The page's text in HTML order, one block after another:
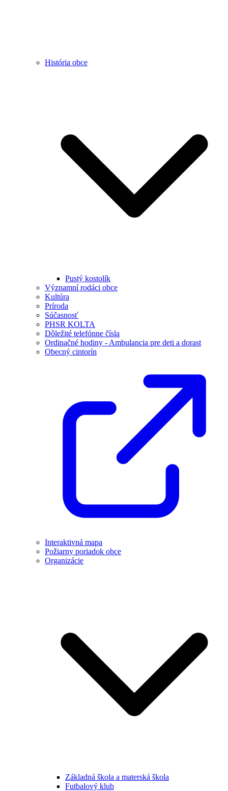
História obce
Pustý kostolík
Významní rodáci obce
Kultúra
Príroda
Súčasnosť
PHSR KOLTA
Dôležité telefónne čísla
Ordinačné hodiny - Ambulancia pre deti a dorast
Obecný cintorín
Interaktivná mapa
Požiarny poriadok obce
Organizácie
Základná škola a materská škola
Futbalový klub